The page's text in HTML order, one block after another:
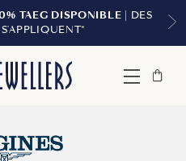
TAEG DISPONIBLE | DES
Menu
Sac
Fermer